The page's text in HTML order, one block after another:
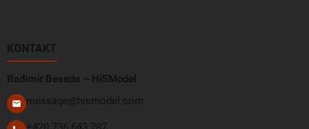
KONTAKT
Radimír Beseda – HiSModel
message@hismodel.com